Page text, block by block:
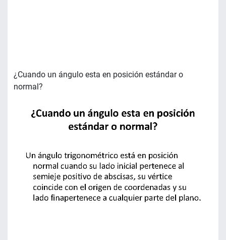
¿Cuando un ángulo esta en posición estándar o
normal?